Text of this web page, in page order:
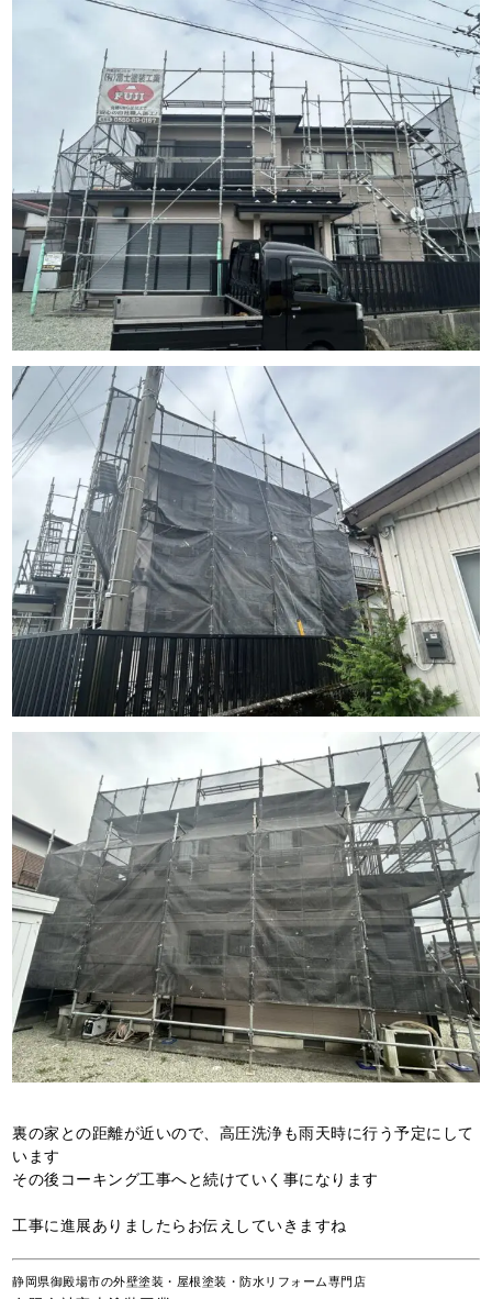
裏の家との距離が近いので、高圧洗浄も雨天時に行う予定にして
います
その後コーキング工事へと続けていく事になります
工事に進展ありましたらお伝えしていきますね
静岡県御殿場市の外壁塗装・屋根塗装・防水リフォーム専門店